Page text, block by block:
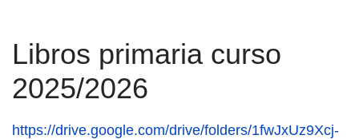
Libros primaria curso
2025/2026
https://drive.google.com/drive/folders/1fwJxUz9Xcj-